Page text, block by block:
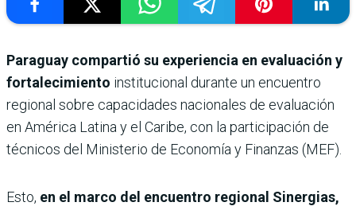
Paraguay compartió su experiencia en evaluación y
fortalecimiento institucional durante un encuentro
regional sobre capacidades nacionales de evaluación
en América Latina y el Caribe, con la participación de
técnicos del Ministerio de Economía y Finanzas (MEF).
Esto, en el marco del encuentro regional Sinergias,